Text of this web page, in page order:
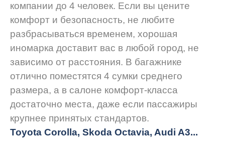
компании до 4 человек. Если вы цените
комфорт и безопасность, не любите
разбрасываться временем, хорошая
иномарка доставит вас в любой город, не
зависимо от расстояния. В багажнике
отлично поместятся 4 сумки среднего
размера, а в салоне комфорт-класса
достаточно места, даже если пассажиры
крупнее принятых стандартов.
Toyota Corolla, Skoda Octavia, Audi A3...